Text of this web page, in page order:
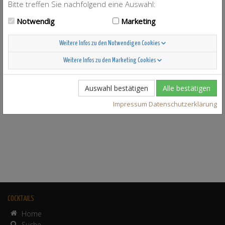
COCKTAILS
Home
Bitte treffen Sie nachfolgend eine Auswahl:
Notwendig
Marketing
Weitere Infos zu den Notwendigen Cookies
Weitere Infos zu den Marketing Cookies
Auswahl bestätigen Alle bestätigen
Impressum Datenschutzerklärung